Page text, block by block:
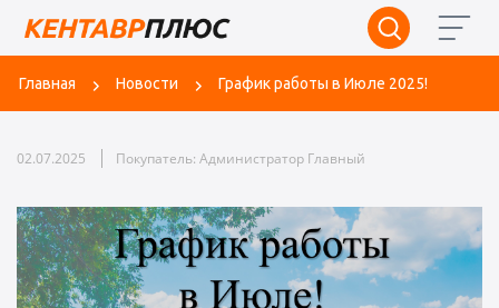
Главная Новости График работы в Июле 2025!
02.07.2025 Покупатель: Администратор Главный